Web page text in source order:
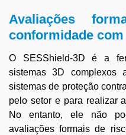
Avaliações
conformidade com
O SESShield-3D é a
sistemas 3D complexos
sistemas de proteção
pelo setor e para realizar
No entanto, ele não
avaliações formais de